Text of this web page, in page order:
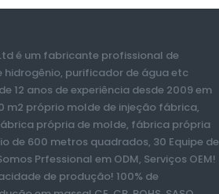
Ltd é um fabricante profissional de
hidrogênio, purificador de água etc
de 12 anos de experiência desde 2009
m2 próprio molde de injeção
fábrica própria de molde,
Laboratório de 600 metros